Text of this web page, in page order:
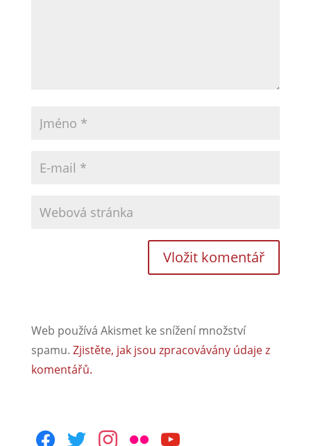
Web používá Akismet ke snížení množství
spamu. Zjistěte, jak jsou zpracovávány údaje z
komentářů.
facebooktwitterinstagram
flickr youtube